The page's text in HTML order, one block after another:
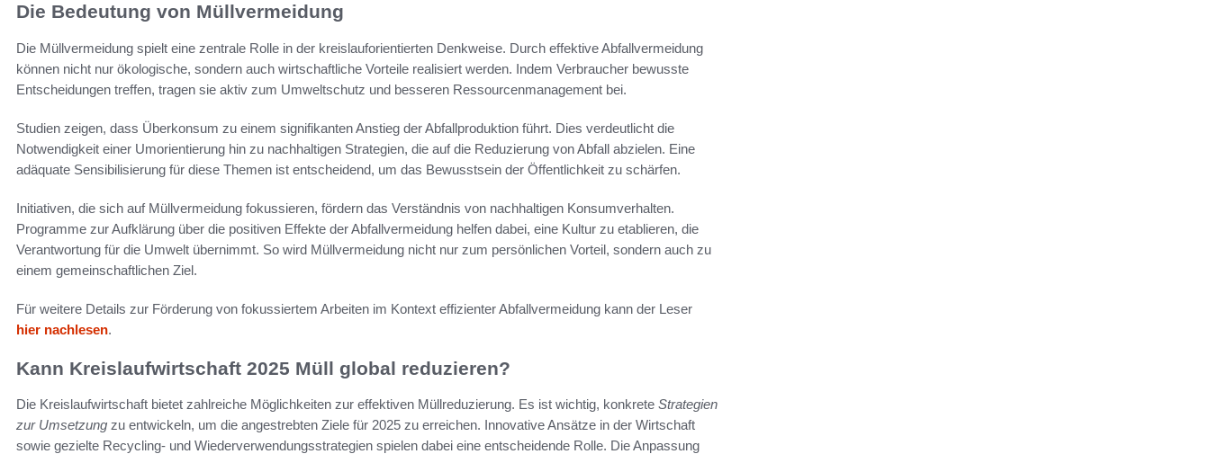
Die Bedeutung von Müllvermeidung
Die Müllvermeidung spielt eine zentrale Rolle in der kreislauforientierten Denkweise. Durch effektive Abfallvermeidung
können nicht nur ökologische, sondern auch wirtschaftliche Vorteile realisiert werden. Indem Verbraucher bewusste
Entscheidungen treffen, tragen sie aktiv zum Umweltschutz und besseren Ressourcenmanagement bei.
Studien zeigen, dass Überkonsum zu einem signifikanten Anstieg der Abfallproduktion führt. Dies verdeutlicht die
Notwendigkeit einer Umorientierung hin zu nachhaltigen Strategien, die auf die Reduzierung von Abfall abzielen. Eine
adäquate Sensibilisierung für diese Themen ist entscheidend, um das Bewusstsein der Öffentlichkeit zu schärfen.
Initiativen, die sich auf Müllvermeidung fokussieren, fördern das Verständnis von nachhaltigen Konsumverhalten.
Programme zur Aufklärung über die positiven Effekte der Abfallvermeidung helfen dabei, eine Kultur zu etablieren, die
Verantwortung für die Umwelt übernimmt. So wird Müllvermeidung nicht nur zum persönlichen Vorteil, sondern auch zu
einem gemeinschaftlichen Ziel.
Für weitere Details zur Förderung von fokussiertem Arbeiten im Kontext effizienter Abfallvermeidung kann der Leser
hier nachlesen.
Kann Kreislaufwirtschaft 2025 Müll global reduzieren?
Die Kreislaufwirtschaft bietet zahlreiche Möglichkeiten zur effektiven Müllreduzierung. Es ist wichtig, konkrete Strategien
zur Umsetzung zu entwickeln, um die angestrebten Ziele für 2025 zu erreichen. Innovative Ansätze in der Wirtschaft
sowie gezielte Recycling- und Wiederverwendungsstrategien spielen dabei eine entscheidende Rolle. Die Anpassung